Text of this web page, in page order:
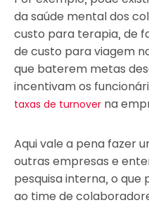
da saúde mental dos
custo para terapia, de
de custo para viagem
que baterem metas
incentivam os
taxas de turnover na
Aqui vale a pena fazer
outras empresas e
pesquisa interna, o que
ao time de